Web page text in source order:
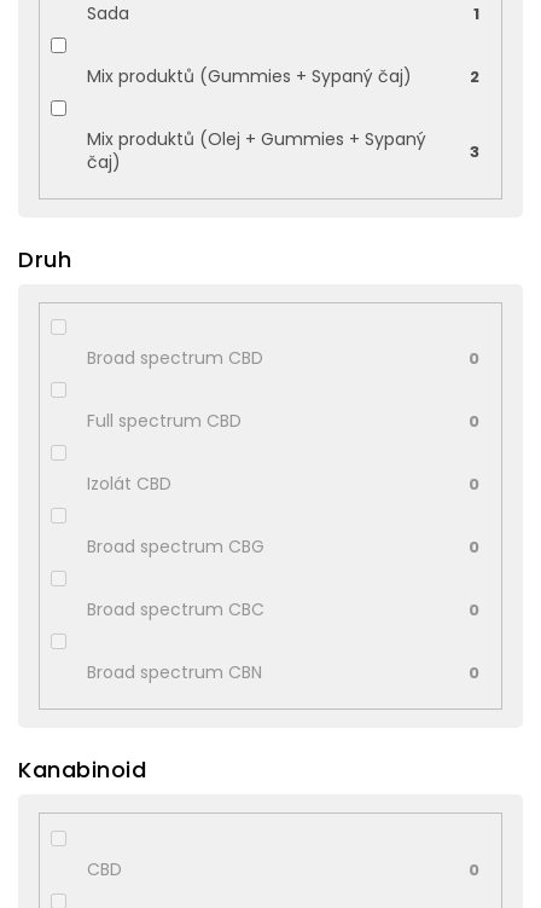
Sada 1
Mix produktů (Gummies + Sypaný čaj) 2
Mix produktů (Olej + Gummies + Sypaný
čaj)
3
Druh
Broad spectrum CBD 0
Full spectrum CBD 0
Izolát CBD 0
Broad spectrum CBG 0
Broad spectrum CBC 0
Broad spectrum CBN 0
Kanabinoid
CBD 0